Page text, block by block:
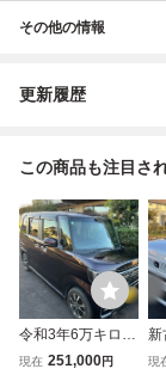
その他の情報
更新履歴
この商品も注目さ
令和3年6万キロ
ー ホンダN BOX
現在 251,000円
新
キ
現